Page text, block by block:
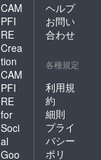
CAM
PFI
RE
Crea
tion
CAM
PFI
RE
for
Soci
al
Goo
ヘルプ
お問い
合わせ
各種規定
利用規
約
細則
プライ
バシー
ポリ